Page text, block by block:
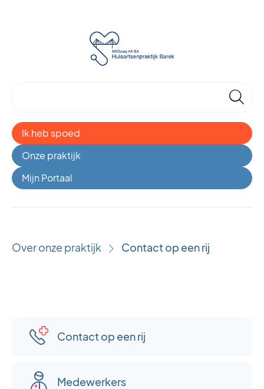
🔎
Onze praktijk
Mijn Portaal
Ik heb spoed
Over onze praktijk › Contact op een rij
Contact op een rij
Medewerkers